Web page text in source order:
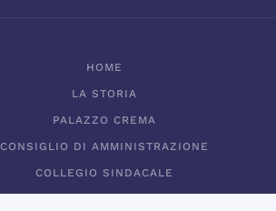
HOME
LA STORIA
PALAZZO CREMA
CONSIGLIO DI AMMINISTRAZIONE
COLLEGIO SINDACALE